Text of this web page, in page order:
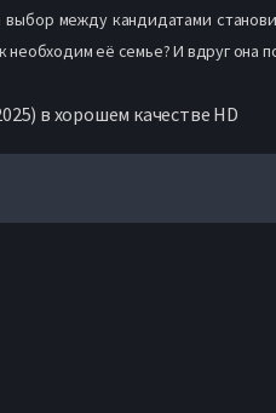
между кандидатами
необходим её семье? И вдруг
в хорошем качестве HD